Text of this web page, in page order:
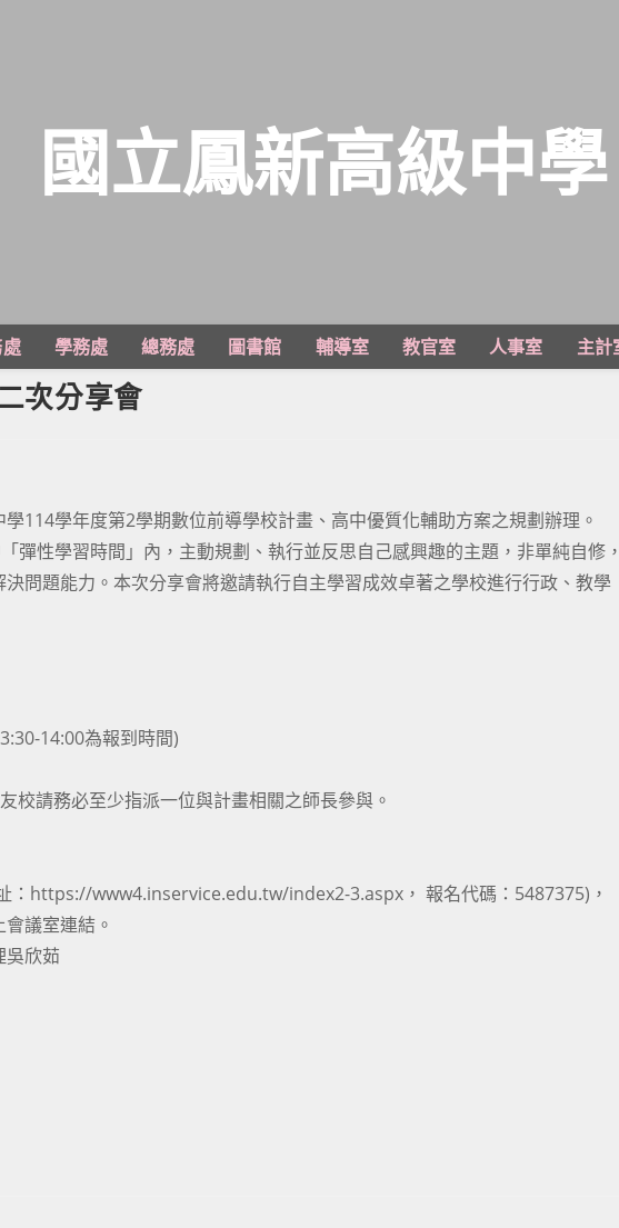
國立鳳新高級中學
學務處 總務處 圖書館 輔導室 教官室 人事室 主計
次分享會
114學年度第2學期數位前導學校計畫、高中優質化輔助方案之規劃辦理。
彈性學習時間」內，主動規劃、執行並反思自己感興趣的主題，非單純自修，
問題能力。本次分享會將邀請執行自主學習成效卓著之學校進行行政、教學
14:00為報到時間)
校請務必至少指派一位與計畫相關之師長參與。
：https://www4.inservice.edu.tw/index2-3.aspx， 報名代碼：5487375)，
議室連結。
吳欣茹